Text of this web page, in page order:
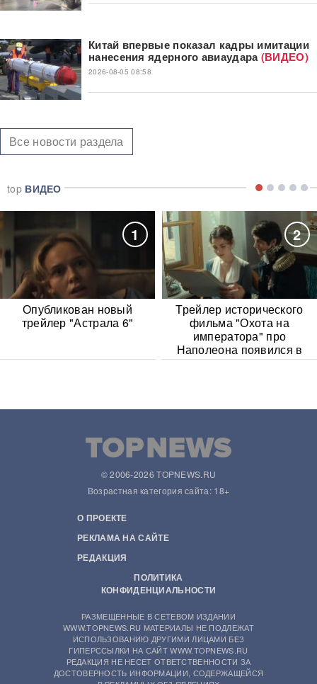
Китай впервые показал кадры имитации
нанесения ядерного авиаудара(ВИДЕО)
2026-08-05 08:58
Все новости раздела
top ВИДЕО
1
Опубликован новый
трейлер "Астрала 6"
2
Трейлер исторического
фильма "Охота на
императора" про
Наполеона появился в
Сети
© 2006-2026 TOPNEWS.RU
Возрастная категория сайта: 18+
О ПРОЕКТЕ
РЕКЛАМА НА САЙТЕ
РЕДАКЦИЯ
ПОЛИТИКА
КОНФИДЕНЦИАЛЬНОСТИ
РАЗМЕЩЕННЫЕ В СЕТЕВОМ ИЗДАНИИ
WWW.TOPNEWS.RU МАТЕРИАЛЫ НЕ ПОДЛЕЖАТ
ИСПОЛЬЗОВАНИЮ ДРУГИМИ ЛИЦАМИ БЕЗ
ГИПЕРССЫЛКИ НА САЙТ WWW.TOPNEWS.RU
РЕДАКЦИЯ НЕ НЕСЕТ ОТВЕТСТВЕННОСТИ ЗА
ДОСТОВЕРНОСТЬ ИНФОРМАЦИИ, СОДЕРЖАЩЕЙСЯ